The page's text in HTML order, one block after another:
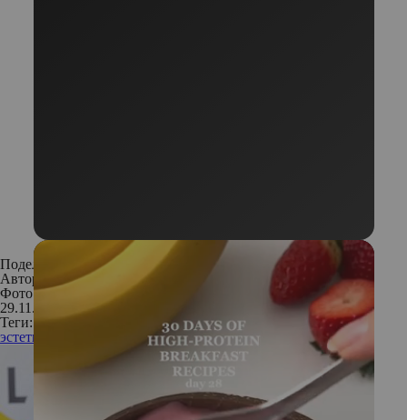
Поделиться:
Автор:
Редакция
Фото: Legion Media
29.11.2017
Теги:
эстетика
нелегальная косметология